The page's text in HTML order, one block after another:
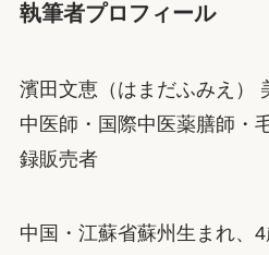
執筆者プロフィール
濱田文恵（はまだふみえ）
中医師・国際中医薬膳師・
録販売者
中国・江蘇省蘇州生まれ、